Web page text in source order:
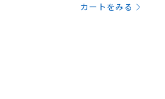
カートをみる